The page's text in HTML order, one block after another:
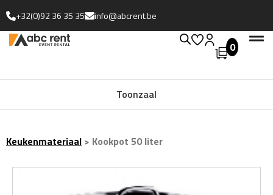
+32(0)92 36 35 35 info@abcrent.be
0
Toonzaal
Uitgebreide collectie
Keukenmateriaal > Kookpot 50 liter